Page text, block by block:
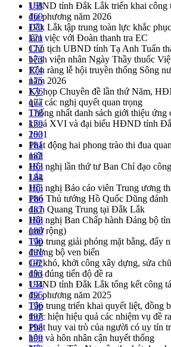
UBND tỉnh Đắk Lắk triển khai công
địa phương năm 2026
Đắk Lắk tập trung toàn lực khắc
làm việc với Đoàn thanh tra EC
Chủ tịch UBND tỉnh Tạ Anh Tuấn
bệnh viện nhân Ngày Thầy thuốc
Rộn ràng lễ hội truyền thống Sông
năm 2026
Kỳ họp Chuyên đề lần thứ Năm,
qua các nghị quyết quan trọng
Thống nhất danh sách giới thiệu ứng
khoá XVI và đại biểu HĐND tỉnh
2031
Phát động hai phong trào thi đua
mới
Hội nghị lần thứ tư Ban Chỉ đạo
Lắk
Hội nghị Báo cáo viên Trung ương
Phó Thủ tướng Hồ Quốc Dũng đánh
dịch Quang Trung tại Đắk Lắk
Hội nghị Ban Chấp hành Đảng bộ
(mở rộng)
Tập trung giải phóng mặt bằng, đẩy
đường bộ ven biển
Gỡ khó, khởi công xây dựng, sửa
dân đúng tiến độ đề ra
UBND tỉnh Đắk Lắk tổng kết công
địa phương năm 2025
Tập trung triển khai quyết liệt, đồng
thực hiện hiệu quả các nhiệm vụ đề
Phát huy vai trò của người có uy tín
hôn và hôn nhân cận huyết thống
168
169
170
171
172
173
174
175
176
177
178
179
180
181
182
183
184
185
186
187
188
189
190
191
192
193
194
195
196
197
198
199